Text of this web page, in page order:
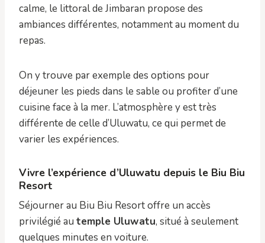
calme, le littoral de Jimbaran propose des
ambiances différentes, notamment au moment du
repas.
On y trouve par exemple des options pour
déjeuner les pieds dans le sable ou profiter d’une
cuisine face à la mer. L’atmosphère y est très
différente de celle d’Uluwatu, ce qui permet de
varier les expériences.
Vivre l’expérience d’Uluwatu depuis le Biu Biu
Resort
Séjourner au Biu Biu Resort offre un accès
privilégié au temple Uluwatu, situé à seulement
quelques minutes en voiture.